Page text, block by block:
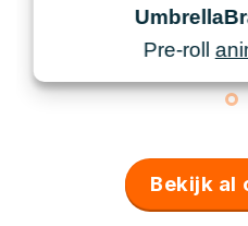
Pre-roll
Bekijk al